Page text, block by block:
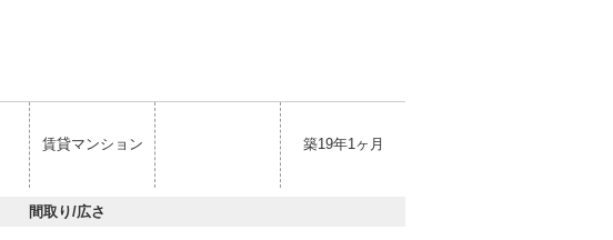
賃貸マンション 築19年1ヶ月
間取り/広さ